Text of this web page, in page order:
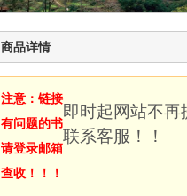
商品详情
注意：链接
有问题的书
请登录邮箱
查收！！！
即时起网站不
联系客服！！